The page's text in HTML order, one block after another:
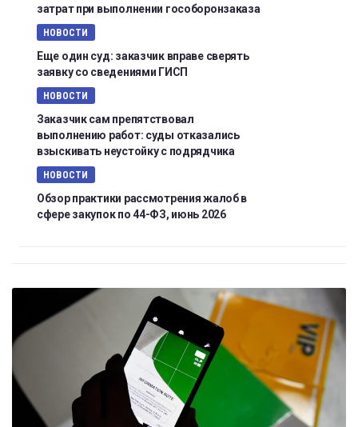
затрат при выполнении гособоронзаказа
НОВОСТИ
Еще один суд: заказчик вправе сверять
заявку со сведениями ГИСП
НОВОСТИ
Заказчик сам препятствовал
выполнению работ: суды отказались
взыскивать неустойку с подрядчика
НОВОСТИ
Обзор практики рассмотрения жалоб в
сфере закупок по 44-ФЗ, июнь 2026